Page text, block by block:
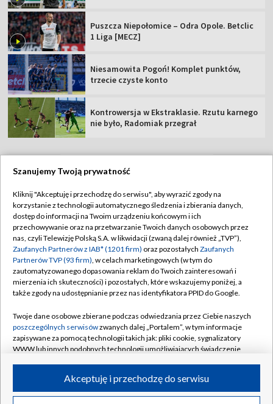
Puszcza Niepołomice – Odra Opole. Betclic
1 Liga [MECZ]
Niesamowita Pogoń! Komplet punktów,
trzecie czyste konto
Kontrowersja w Ekstraklasie. Rzutu karnego
nie było, Radomiak przegrał
Abonament TVP
Sklep TVP
Biuro Reklamy
Oferta Handlowa
Telegazeta ogłoszenia
Rada Programowa
Ogłoszenia przetargowe
Akademia Telewizyjna
Informacje o nadawcy
Regulamin TVP
Polityka prywatności
Moje zgody
Biuro reklamy
Kontakt
Kanały
©2026 Telewizja Polska Spółka Akcyjna w likwidacji
Szanujemy Twoją prywatność
Kliknij "Akceptuję i przechodzę do serwisu", aby wyrazić zgody na
korzystanie z technologii automatycznego śledzenia i zbierania danych,
dostęp do informacji na Twoim urządzeniu końcowym i ich
przechowywanie oraz na przetwarzanie Twoich danych osobowych przez
nas, czyli Telewizję Polską S.A. w likwidacji (zwaną dalej również „TVP”),
Zaufanych Partnerów z IAB* (1201 firm) oraz pozostałych Zaufanych
Partnerów TVP (93 firm), w celach marketingowych (w tym do
zautomatyzowanego dopasowania reklam do Twoich zainteresowań i
mierzenia ich skuteczności) i pozostałych, które wskazujemy poniżej, a
także zgody na udostępnianie przez nas identyfikatora PPID do Google.
Twoje dane osobowe zbierane podczas odwiedzania przez Ciebie naszych
poszczególnych serwisówzwanych dalej „Portalem”, w tym informacje
zapisywane za pomocą technologii takich jak: pliki cookie, sygnalizatory
WWW lub innych podobnych technologii umożliwiających świadczenie
ruchu w Internecie.Akceptuję i przechodzę do serwisu